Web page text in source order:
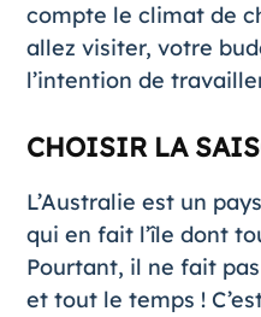
compte le climat de
allez visiter, votre
l’intention de
CHOISIR LA
L’Australie est un pays
qui en fait l’île dont
Pourtant, il ne fait
et tout le temps !